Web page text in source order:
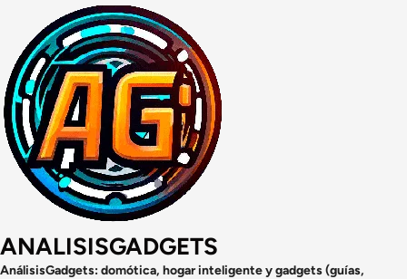
contenido
ANALISISGADGETS
AnálisisGadgets: domótica, hogar inteligente y gadgets (guías,